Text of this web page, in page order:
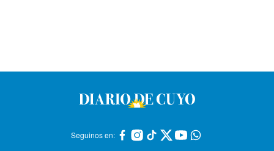
Seguinos en: